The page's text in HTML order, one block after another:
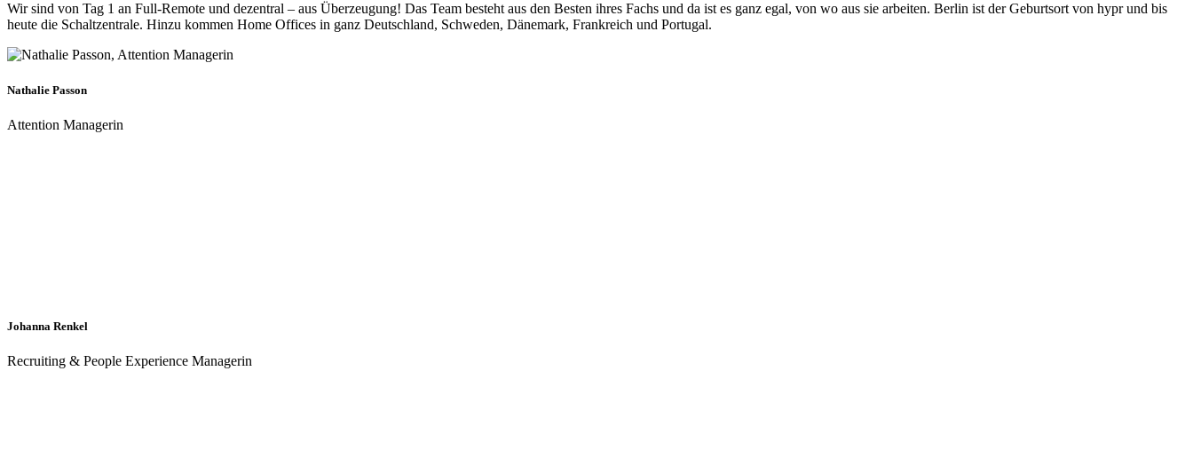
Wir sind von Tag 1 an Full-Remote und dezentral – aus Überzeugung! Das Team besteht aus den Besten ihres Fachs und da ist es ganz egal, von wo aus sie arbeiten. Berlin ist der Geburtsort von hypr und bis
heute die Schaltzentrale. Hinzu kommen Home Offices in ganz Deutschland, Schweden, Dänemark, Frankreich und Portugal.
Nathalie Passon
Attention Managerin
Johanna Renkel
Recruiting & People Experience Managerin